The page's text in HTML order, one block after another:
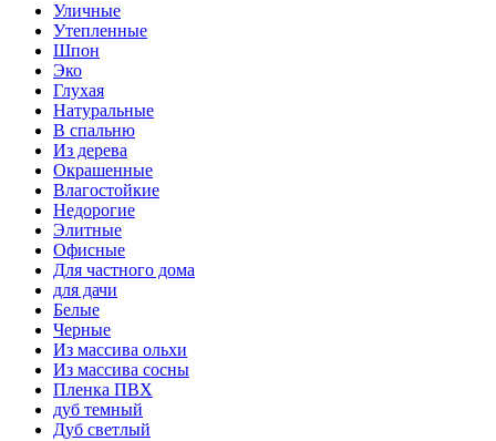
Уличные
Утепленные
Шпон
Эко
Глухая
Натуральные
В спальню
Из дерева
Окрашенные
Влагостойкие
Недорогие
Элитные
Офисные
Для частного дома
для дачи
Белые
Черные
Из массива ольхи
Из массива сосны
Пленка ПВХ
дуб темный
Дуб светлый